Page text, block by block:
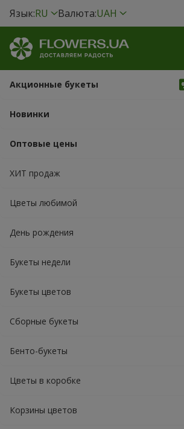
Язык:RU Валюта:UAH
Акционные букеты
Новинки
Оптовые цены
ХИТ продаж
Цветы любимой
День рождения
Букеты недели
Букеты цветов
Сборные букеты
Бенто-букеты
Цветы в коробке
Корзины цветов